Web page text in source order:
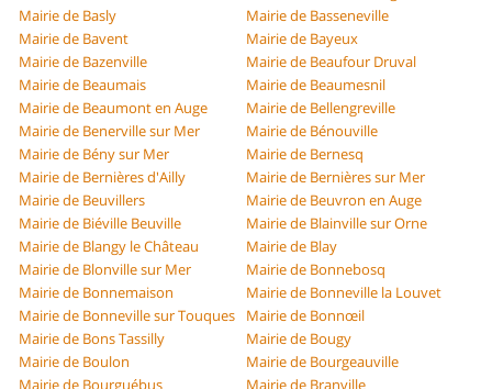
Mairie de Basly
Mairie de Basseneville
Mairie de Bavent
Mairie de Bayeux
Mairie de Bazenville
Mairie de Beaufour Druval
Mairie de Beaumais
Mairie de Beaumesnil
Mairie de Beaumont en Auge
Mairie de Bellengreville
Mairie de Benerville sur Mer
Mairie de Bénouville
Mairie de Bény sur Mer
Mairie de Bernesq
Mairie de Bernières d'Ailly
Mairie de Bernières sur Mer
Mairie de Beuvillers
Mairie de Beuvron en Auge
Mairie de Biéville Beuville
Mairie de Blainville sur Orne
Mairie de Blangy le Château
Mairie de Blay
Mairie de Blonville sur Mer
Mairie de Bonnebosq
Mairie de Bonnemaison
Mairie de Bonneville la Louvet
Mairie de Bonneville sur Touques
Mairie de Bonnœil
Mairie de Bons Tassilly
Mairie de Bougy
Mairie de Boulon
Mairie de Bourgeauville